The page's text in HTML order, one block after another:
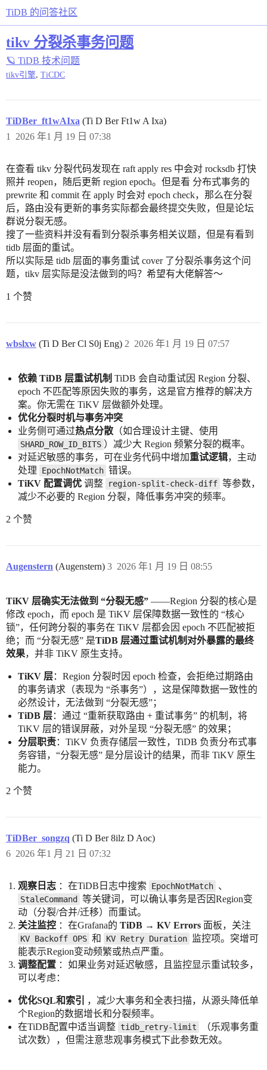
TiDB 的问答社区
tikv 分裂杀事务问题
🪐 TiDB 技术问题
tikv引擎, TiCDC
TiDBer_ft1wAIxa (Ti D Ber Ft1w A Ixa)
2026 年1 月 19 日 07:38
1
在查看 tikv 分裂代码发现在 raft apply res 中会对 rocksdb 打快
照并 reopen，随后更新 region epoch。但是看 分布式事务的
prewrite 和 commit 在 apply 时会对 epoch check，那么在分裂
后，路由没有更新的事务实际都会最终提交失败，但是论坛
群说分裂无感。
搜了一些资料并没有看到分裂杀事务相关议题，但是有看到
tidb 层面的重试。
所以实际是 tidb 层面的事务重试 cover 了分裂杀事务这个问
题，tikv 层实际是没法做到的吗？希望有大佬解答～
1 个赞
wbslxw (Ti D Ber Cl S0j Eng) 2026 年1 月 19 日 07:57
2
依赖 TiDB 层重试机制 TiDB 会自动重试因 Region 分裂、
epoch 不匹配等原因失败的事务，这是官方推荐的解决方
案。你无需在 TiKV 层做额外处理。
优化分裂时机与事务冲突
业务侧可通过热点分散 （如合理设计主键、使用
SHARD_ROW_ID_BITS ）减少大 Region 频繁分裂的概率。
对延迟敏感的事务，可在业务代码中增加重试逻辑，主动
处理
EpochNotMatch 错误。
TiKV 配置调优 调整 region-split-check-diff 等参数，
减少不必要的 Region 分裂，降低事务冲突的频率。
2 个赞
Augenstern (Augenstern) 2026 年1 月 19 日 08:55
3
TiKV 层确实无法做到 “分裂无感” ——Region 分裂的核心是
修改 epoch，而 epoch 是 TiKV 层保障数据一致性的 “核心
锁”，任何跨分裂的事务在 TiKV 层都会因 epoch 不匹配被拒
绝；而 “分裂无感” 是TiDB 层通过重试机制对外暴露的最终
效果，并非 TiKV 原生支持。
TiKV 层：Region 分裂时因 epoch 检查，会拒绝过期路由
的事务请求（表现为 “杀事务”），这是保障数据一致性的
必然设计，无法做到 “分裂无感”；
TiDB 层：通过 “重新获取路由 + 重试事务” 的机制，将
TiKV 层的错误屏蔽，对外呈现 “分裂无感” 的效果；
分层职责：TiKV 负责存储层一致性，TiDB 负责分布式事
务容错，“分裂无感” 是分层设计的结果，而非 TiKV 原生
能力。
2 个赞
TiDBer_songzq (Ti D Ber 8ilz D Aoc)
2026 年1 月 21 日 07:32
6
观察日志 ：在TiDB日志中搜索 EpochNotMatch 、
StaleCommand
等关键词，可以确认事务是否因Region变
动（分裂/合并/迁移）而重试。
关注监控 ：在Grafana的 TiDB → KV Errors 面板，关注
KV Backoff OPS 和 KV Retry Duration
监控项。突增可
能表示Region变动频繁或热点严重。
调整配置 ：如果业务对延迟敏感，且监控显示重试较多，
可以考虑：
优化SQL和索引
，减少大事务和全表扫描，从源头降低单
个Region的数据增长和分裂频率。
在TiDB配置中适当调整 tidb_retry-limit
（乐观事务重
试次数），但需注意悲观事务模式下此参数无效。